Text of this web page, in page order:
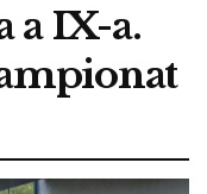
a IX-a.